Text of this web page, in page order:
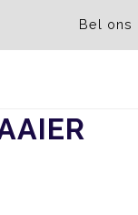
Bel ons